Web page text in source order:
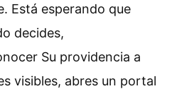
Está esperando que
decides,
Su providencia a
visibles, abres un portal